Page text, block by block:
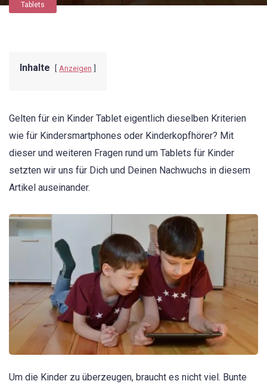
Tablets
Inhalte Anzeigen
Gelten für ein Kinder Tablet eigentlich dieselben Kriterien
wie für Kindersmartphones oder Kinderkopfhörer? Mit
dieser und weiteren Fragen rund um Tablets für Kinder
setzten wir uns für Dich und Deinen Nachwuchs in diesem
Artikel auseinander.
Um die Kinder zu überzeugen, braucht es nicht viel. Bunte